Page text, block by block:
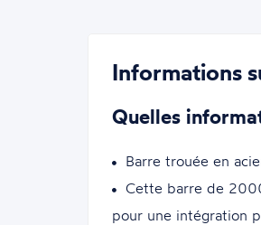
Informations
Quelles
Barre trouée en
Cette barre de
pour une intégration